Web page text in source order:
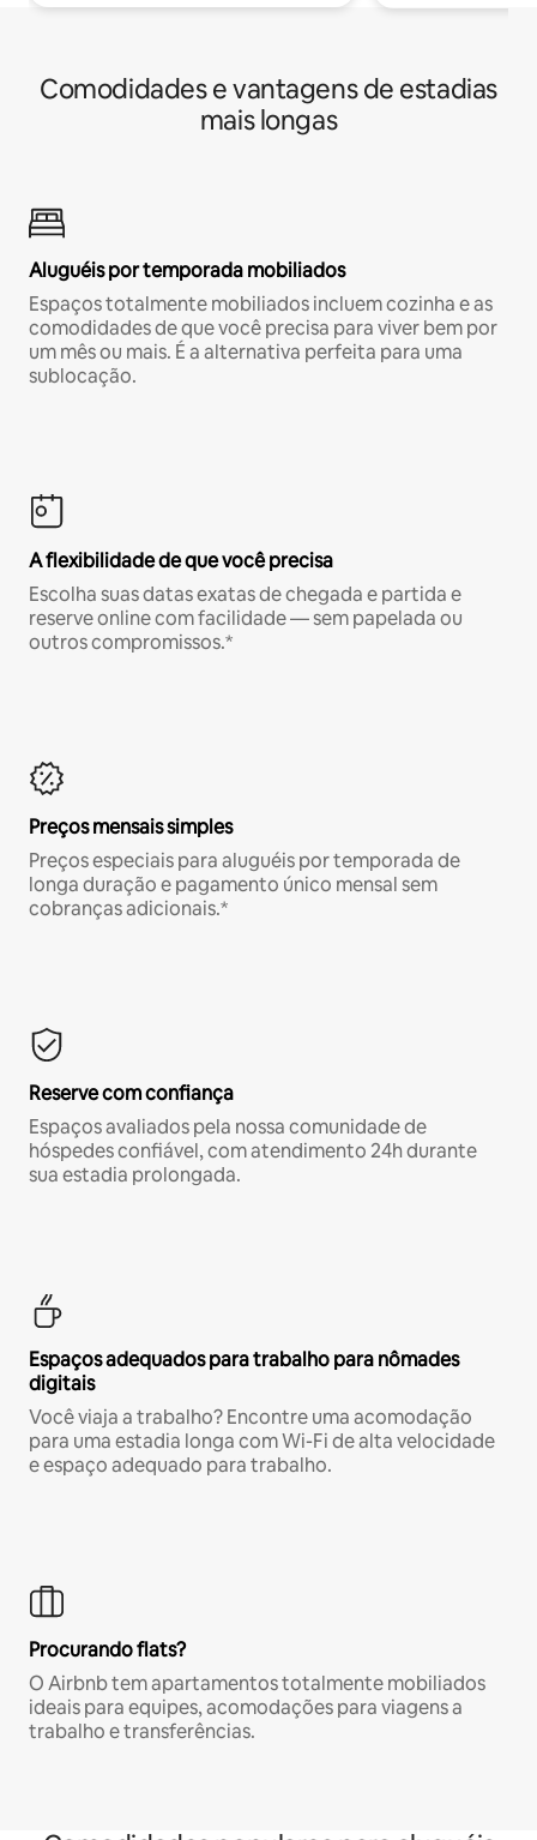
Comodidades e vantagens de estadias
mais longas
Aluguéis por temporada mobiliados
Espaços totalmente mobiliados incluem cozinha e as
comodidades de que você precisa para viver bem por
um mês ou mais. É a alternativa perfeita para uma
sublocação.
A flexibilidade de que você precisa
Escolha suas datas exatas de chegada e partida e
reserve online com facilidade — sem papelada ou
outros compromissos.*
Preços mensais simples
Preços especiais para aluguéis por temporada de
longa duração e pagamento único mensal sem
cobranças adicionais.*
Reserve com confiança
Espaços avaliados pela nossa comunidade de
hóspedes confiável, com atendimento 24h durante
sua estadia prolongada.
Espaços adequados para trabalho para nômades
digitais
Você viaja a trabalho? Encontre uma acomodação
para uma estadia longa com Wi-Fi de alta velocidade
e espaço adequado para trabalho.
Procurando flats?
O Airbnb tem apartamentos totalmente mobiliados
ideais para equipes, acomodações para viagens a
trabalho e transferências.